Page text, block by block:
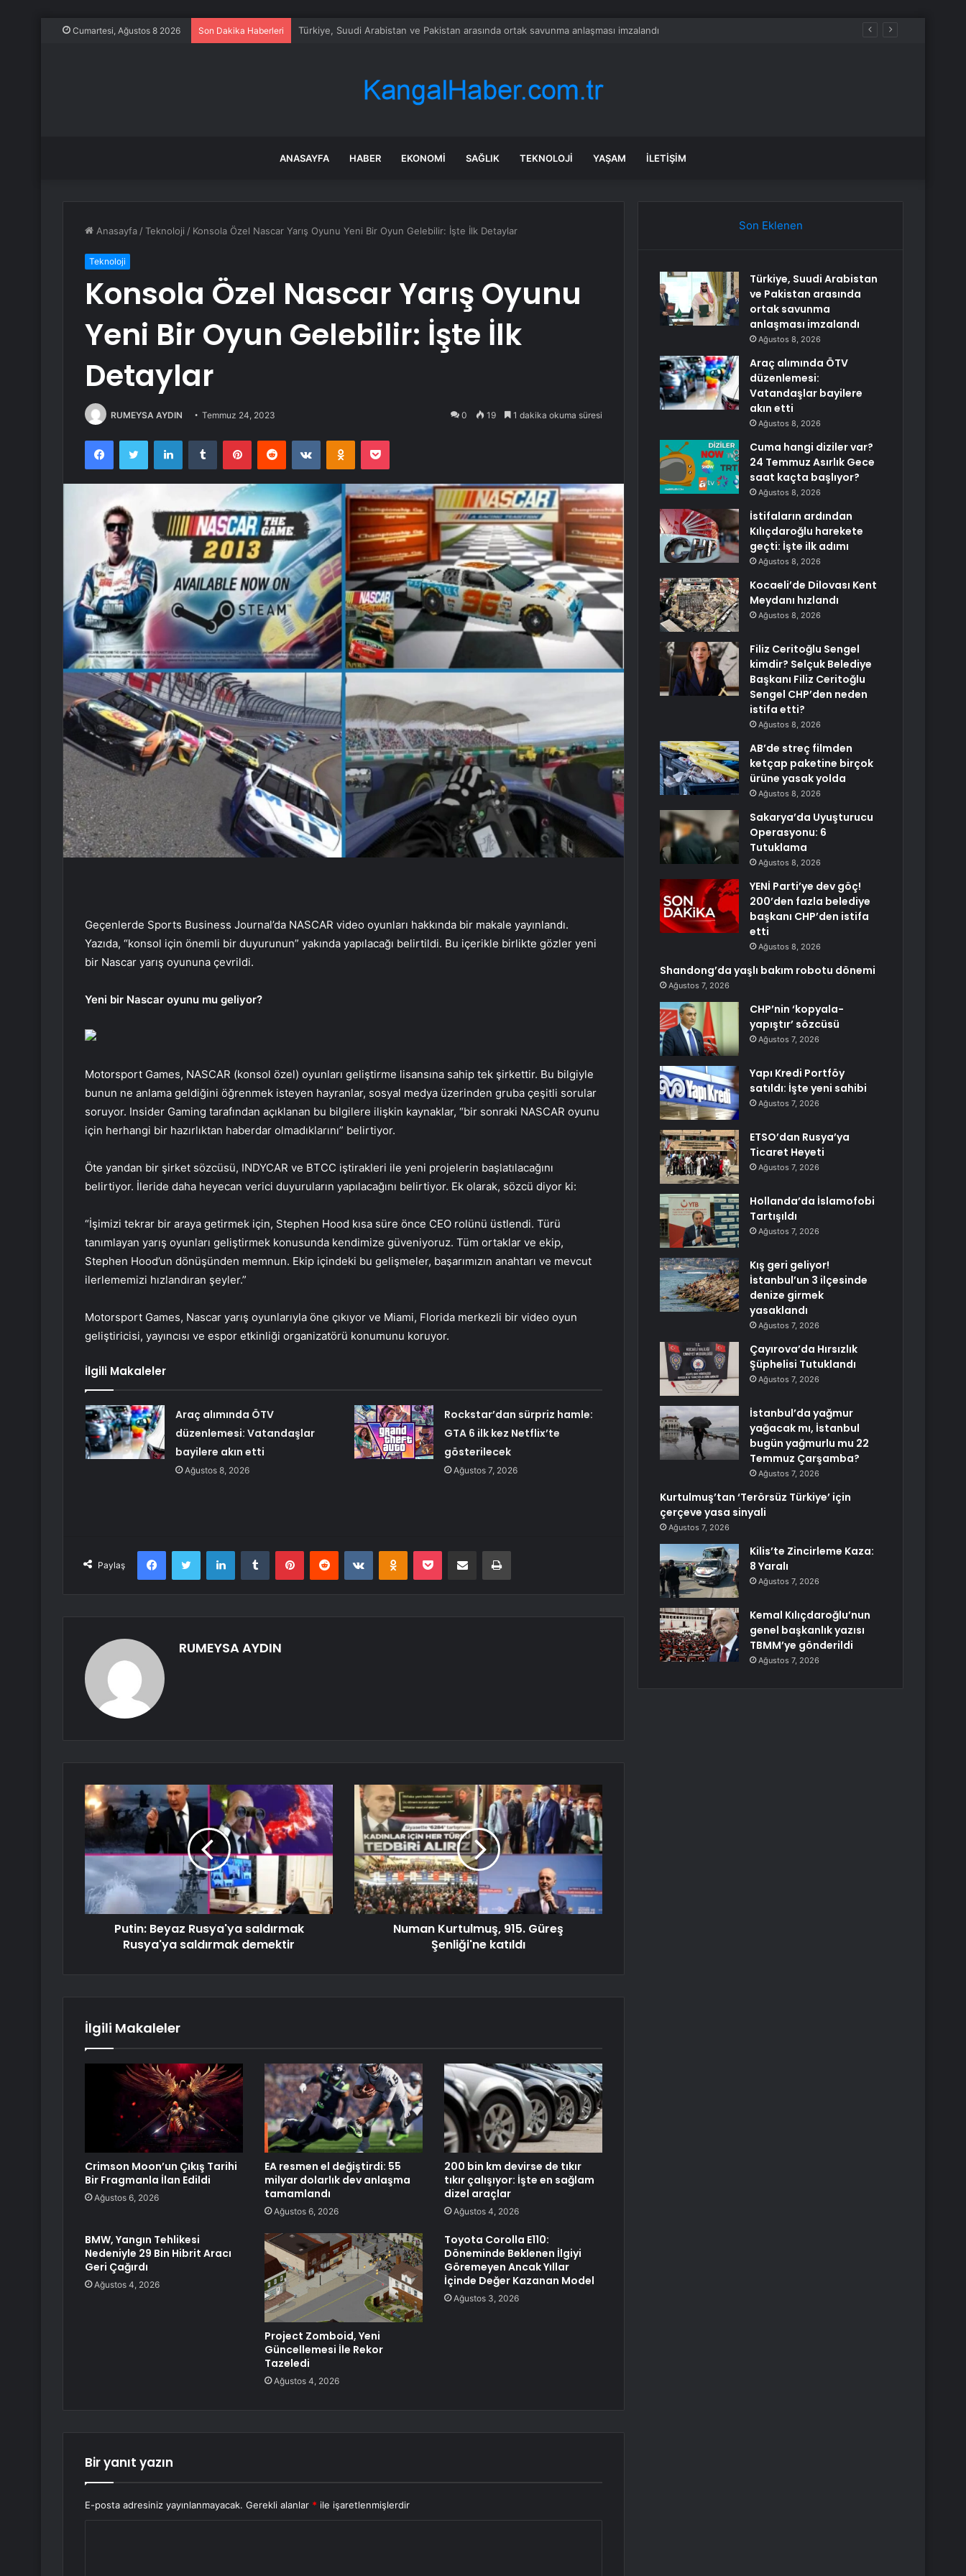
Cumartesi, Ağustos 8 2026 Son Dakika Haberleri Araç alımında ÖTV düzenlemesi: Vatandaşlar bayilere akın etti
ANASAYFA HABER EKONOMI SAĞLIK TEKNOLOJI YAŞAM İLETIŞIM
Anasayfa /Teknoloji / Konsola Özel Nascar Yarış Oyunu Yeni Bir Oyun Gelebilir: İşte İlk Detaylar
Teknoloji
Konsola Özel Nascar Yarış Oyunu
Yeni Bir Oyun Gelebilir: İşte İlk
Detaylar
RUMEYSA AYDIN Temmuz 24, 2023 0 19 1 dakika okuma süresi
FacebookTwitter LinkedInTumblr PinterestReddit VKontakteOdnoklassniki
Pocket
Geçenlerde Sports Business Journal’da NASCAR video oyunları hakkında bir makale yayınlandı.
Yazıda, “konsol için önemli bir duyurunun” yakında yapılacağı belirtildi. Bu içerikle birlikte gözler yeni
bir Nascar yarış oyununa çevrildi.
Yeni bir Nascar oyunu mu geliyor?
Motorsport Games, NASCAR (konsol özel) oyunları geliştirme lisansına sahip tek şirkettir. Bu bilgiyle
bunun ne anlama geldiğini öğrenmek isteyen hayranlar, sosyal medya üzerinden gruba çeşitli sorular
soruyor. Insider Gaming tarafından açıklanan bu bilgilere ilişkin kaynaklar, “bir sonraki NASCAR oyunu
için herhangi bir hazırlıktan haberdar olmadıklarını” belirtiyor.
Öte yandan bir şirket sözcüsü, INDYCAR ve BTCC iştirakleri ile yeni projelerin başlatılacağını
belirtiyor. İleride daha heyecan verici duyuruların yapılacağını belirtiyor. Ek olarak, sözcü diyor ki:
“İşimizi tekrar bir araya getirmek için, Stephen Hood kısa süre önce CEO rolünü üstlendi. Türü
tanımlayan yarış oyunları geliştirmek konusunda kendimize güveniyoruz. Tüm ortaklar ve ekip,
Stephen Hood’un dönüşünden memnun. Ekip içindeki bu gelişmeler, başarımızın anahtarı ve mevcut
ilerlememizi hızlandıran şeyler.”
Motorsport Games, Nascar yarış oyunlarıyla öne çıkıyor ve Miami, Florida merkezli bir video oyun
geliştiricisi, yayıncısı ve espor etkinliği organizatörü konumunu koruyor.
İlgili Makaleler
Araç alımında ÖTV
düzenlemesi: Vatandaşlar
bayilere akın etti
Ağustos 8, 2026
Rockstar’dan sürpriz hamle:
GTA 6 ilk kez Netflix’te
gösterilecek
Ağustos 7, 2026
Paylaş
FacebookTwitter LinkedInTumblr PinterestReddit VKontakteOdnoklassniki
Pocket E-Posta ile paylaş Yazdır
RUMEYSA AYDIN
Putin: Beyaz Rusya'ya saldırmak
Rusya'ya saldırmak demektir
Numan Kurtulmuş, 915. Güreş
Şenliği'ne katıldı
İlgili Makaleler
Crimson Moon’un Çıkış Tarihi
Bir Fragmanla İlan Edildi
Ağustos 6, 2026
EA resmen el değiştirdi: 55
milyar dolarlık dev anlaşma
tamamlandı
Ağustos 6, 2026
200 bin km devirse de tıkır
tıkır çalışıyor: İşte en sağlam
dizel araçlar
Ağustos 4, 2026
BMW, Yangın Tehlikesi
Nedeniyle 29 Bin Hibrit Aracı
Geri Çağırdı
Ağustos 4, 2026
Project Zomboid, Yeni
Güncellemesi İle Rekor
Tazeledi
Ağustos 4, 2026
Toyota Corolla E110:
Döneminde Beklenen İlgiyi
Göremeyen Ancak Yıllar
İçinde Değer Kazanan Model
Ağustos 3, 2026
Bir yanıt yazın
E-posta adresiniz yayınlanmayacak. Gerekli alanlar * ile işaretlenmişlerdir
Son Eklenen
Türkiye, Suudi Arabistan
ve Pakistan arasında
ortak savunma
anlaşması imzalandı
Ağustos 8, 2026
Araç alımında ÖTV
düzenlemesi:
Vatandaşlar bayilere
akın etti
Ağustos 8, 2026
Cuma hangi diziler var?
24 Temmuz Asırlık Gece
saat kaçta başlıyor?
Ağustos 8, 2026
İstifaların ardından
Kılıçdaroğlu harekete
geçti: İşte ilk adımı
Ağustos 8, 2026
Kocaeli’de Dilovası Kent
Meydanı hızlandı
Ağustos 8, 2026
Filiz Ceritoğlu Sengel
kimdir? Selçuk Belediye
Başkanı Filiz Ceritoğlu
Sengel CHP’den neden
istifa etti?
Ağustos 8, 2026
AB’de streç filmden
ketçap paketine birçok
ürüne yasak yolda
Ağustos 8, 2026
Sakarya’da Uyuşturucu
Operasyonu: 6
Tutuklama
Ağustos 8, 2026
YENİ Parti’ye dev göç!
200’den fazla belediye
başkanı CHP’den istifa
etti
Ağustos 8, 2026
Shandong’da yaşlı bakım robotu dönemi
Ağustos 7, 2026
CHP’nin ‘kopyala-
yapıştır’ sözcüsü
Ağustos 7, 2026
Yapı Kredi Portföy
satıldı: İşte yeni sahibi
Ağustos 7, 2026
ETSO’dan Rusya’ya
Ticaret Heyeti
Ağustos 7, 2026
Hollanda’da İslamofobi
Tartışıldı
Ağustos 7, 2026
Kış geri geliyor!
İstanbul’un 3 ilçesinde
denize girmek
yasaklandı
Ağustos 7, 2026
Çayırova’da Hırsızlık
Şüphelisi Tutuklandı
Ağustos 7, 2026
İstanbul’da yağmur
yağacak mı, İstanbul
bugün yağmurlu mu 22
Temmuz Çarşamba?
Ağustos 7, 2026
Kurtulmuş’tan ‘Terörsüz Türkiye’ için
çerçeve yasa sinyali
Ağustos 7, 2026
Kilis’te Zincirleme Kaza:
8 Yaralı
Ağustos 7, 2026
Kemal Kılıçdaroğlu’nun
genel başkanlık yazısı
TBMM’ye gönderildi
Ağustos 7, 2026